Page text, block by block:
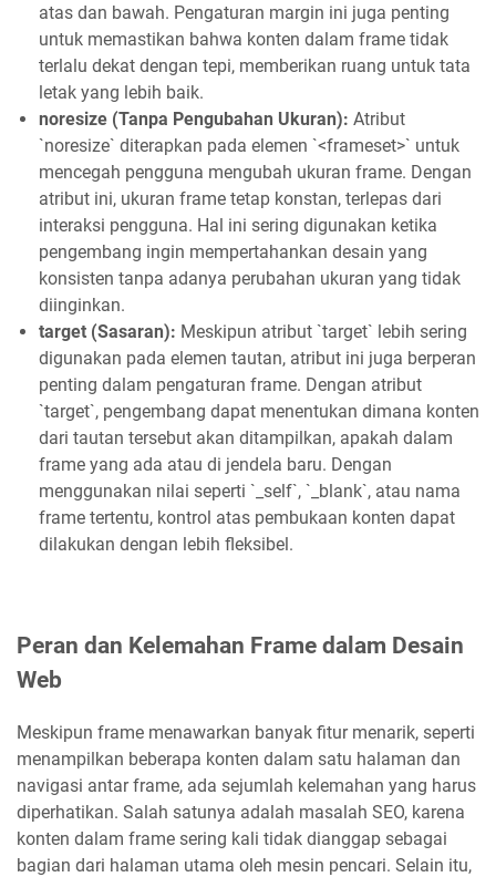
atas dan bawah. Pengaturan margin ini juga penting
untuk memastikan bahwa konten dalam frame tidak
terlalu dekat dengan tepi, memberikan ruang untuk tata
letak yang lebih baik.
noresize (Tanpa Pengubahan Ukuran): Atribut
`noresize` diterapkan pada elemen `<frameset>` untuk
mencegah pengguna mengubah ukuran frame. Dengan
atribut ini, ukuran frame tetap konstan, terlepas dari
interaksi pengguna. Hal ini sering digunakan ketika
pengembang ingin mempertahankan desain yang
konsisten tanpa adanya perubahan ukuran yang tidak
diinginkan.
target (Sasaran): Meskipun atribut `target` lebih sering
digunakan pada elemen tautan, atribut ini juga berperan
penting dalam pengaturan frame. Dengan atribut
`target`, pengembang dapat menentukan dimana konten
dari tautan tersebut akan ditampilkan, apakah dalam
frame yang ada atau di jendela baru. Dengan
menggunakan nilai seperti `_self`, `_blank`, atau nama
frame tertentu, kontrol atas pembukaan konten dapat
dilakukan dengan lebih fleksibel.
Peran dan Kelemahan Frame dalam Desain
Web
Meskipun frame menawarkan banyak fitur menarik, seperti
menampilkan beberapa konten dalam satu halaman dan
navigasi antar frame, ada sejumlah kelemahan yang harus
diperhatikan. Salah satunya adalah masalah SEO, karena
konten dalam frame sering kali tidak dianggap sebagai
bagian dari halaman utama oleh mesin pencari. Selain itu,